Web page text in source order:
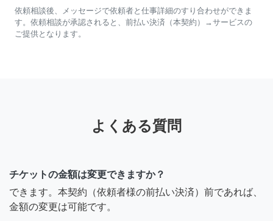
依頼相談後、メッセージで依頼者と仕事詳細のすり合わせができま
す。依頼相談が承認されると、前払い決済（本契約）→サービスの
ご提供となります。
よくある質問
チケットの金額は変更できますか？
できます。本契約（依頼者様の前払い決済）前であれば、
金額の変更は可能です。